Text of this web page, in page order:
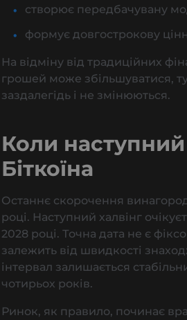
створює передбачувану
формує довгострокову
На відміну від традиційних
грошей може збільшуватися,
заздалегідь і не змінюються.
Коли наступний
Біткоїна
Останнє скорочення
році. Наступний халвінг
2028 році. Точна дата не є
залежить від швидкості
інтервал залишається
чотирьох років.
Ринок, як правило, починає